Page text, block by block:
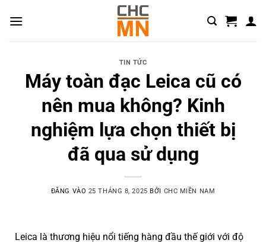
TIN TỨC
Máy toàn đạc Leica cũ có
nên mua không? Kinh
nghiệm lựa chọn thiết bị
đã qua sử dụng
ĐĂNG VÀO 25 THÁNG 8, 2025 BỞI CHC MIỀN NAM
Leica là thương hiệu nổi tiếng hàng đầu thế giới với độ